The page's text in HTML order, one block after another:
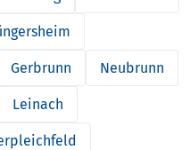
Gerbrunn Neubrunn
Leinach